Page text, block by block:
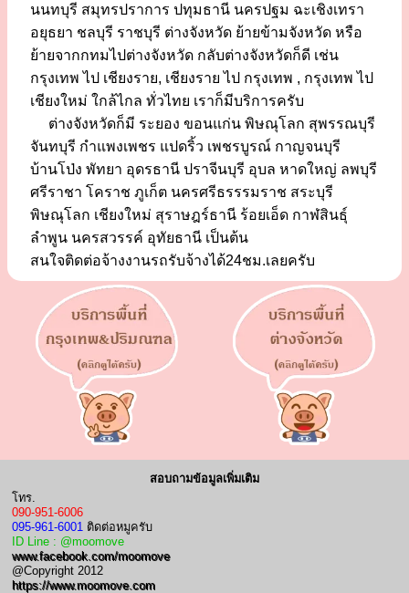
นนทบุรี สมุทรปราการ ปทุมธานี นครปฐม ฉะเชิงเทรา
อยุธยา ชลบุรี ราชบุรี ต่างจังหวัด ย้ายข้ามจังหวัด หรือ
ย้ายจากกทมไปต่างจังหวัด กลับต่างจังหวัดก็ดี เช่น
กรุงเทพ ไป เชียงราย, เชียงราย ไป กรุงเทพ , กรุงเทพ ไป
เชียงใหม่ ใกล้ไกล ทั่วไทย เราก็มีบริการครับ
ต่างจังหวัดก็มี ระยอง ขอนแก่น พิษณุโลก สุพรรณบุรี
จันทบุรี กำแพงเพชร แปดริ้ว เพชรบูรณ์ กาญจนบุรี
บ้านโป่ง พัทยา อุดรธานี ปราจีนบุรี อุบล หาดใหญ่ ลพบุรี
ศรีราชา โคราช ภูเก็ต นครศรีธรรรมราช สระบุรี
พิษณุโลก เชียงใหม่ สุราษฎร์ธานี ร้อยเอ็ด กาฬสินธุ์
ลำพูน นครสวรรค์ อุทัยธานี เป็นต้น
สนใจติดต่อจ้างงานรถรับจ้างได้24ชม.เลยครับ
สอบถามข้อมูลเพิ่มเติม
โทร.
090-951-6006
095-961-6001 ติดต่อหมูครับ
ID Line : @moomove
www.facebook.com/moomove
@Copyright 2012
https://www.moomove.com